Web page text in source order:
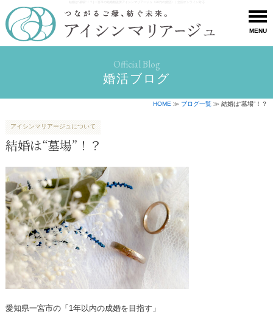
Official Blog
婚活ブログ
HOME ≫ ブログ一覧 ≫ 結婚は“墓場”！？
アイシンマリアージュについて
結婚は“墓場”！？
愛知県一宮市の「1年以内の成婚を目指す」
MENU